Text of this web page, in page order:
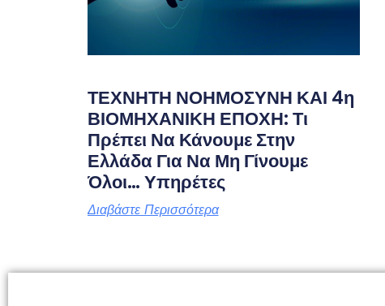
ΤΕΧΝΗΤΗ ΝΟΗΜΟΣΥΝΗ ΚΑΙ 4η
ΒΙΟΜΗΧΑΝΙΚΗ ΕΠΟΧΗ: Τι
Πρέπει Να Κάνουμε Στην
Ελλάδα Για Να Μη Γίνουμε
Όλοι… Υπηρέτες
Διαβάστε Περισσότερα